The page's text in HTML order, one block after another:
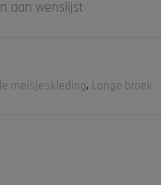
aan wenslijst
meisjeskleding, Lange broek